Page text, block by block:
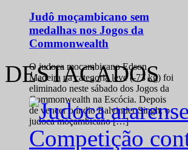
Judô moçambicano sem
medalhas nos Jogos da
Commonwealth
O judoca moçambicano Edson
Madeira na categoria leve (-73 kg) foi
eliminado neste sábado dos Jogos da
Commonwealth na Escócia. Depois
de vencer o índio Balvinder Singh, o
judoca moçambicano […]
DESTACADOS